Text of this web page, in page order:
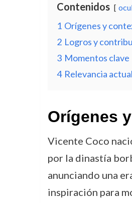
Contenidos
1 Orígenes y
2 Logros y
3 Momentos clave
4 Relevancia actual
Orígenes
Vicente Coco
por la dinastía
anunciando una
inspiración para